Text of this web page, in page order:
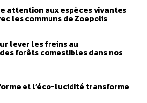
attention aux espèces vivantes
les communs de Zoepolis
lever les freins au
forêts comestibles dans nos
et l’éco-lucidité transforme